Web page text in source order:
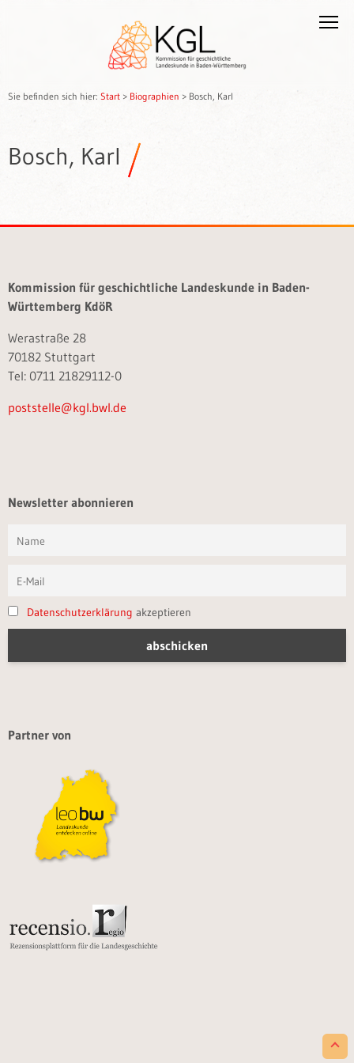
Sie befinden sich hier: Start > Biographien > Bosch, Karl
Bosch, Karl
Kommission für geschichtliche Landeskunde in Baden-
Württemberg KdöR
Werastraße 28
70182 Stuttgart
Tel: 0711 21829112-0
poststelle@kgl.bwl.de
Newsletter abonnieren
Datenschutzerklärung akzeptieren
Partner von